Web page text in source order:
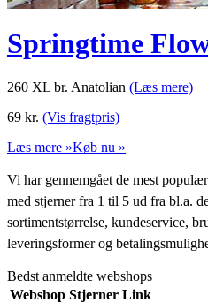
Springtime
260 XL br. Anatolian (Læs mere)
69 kr. (Vis fragtpris)
Læs mere »Køb nu »
Vi har gennemgået de mest
med stjerner fra 1 til 5 ud fra bl.a.
sortimentstørrelse, kundeservice,
leveringsformer og
Bedst anmeldte webshops
Webshop Stjerner Link